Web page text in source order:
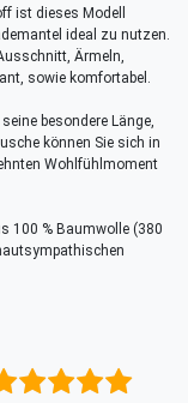
ist dieses Modell
ideal zu nutzen.
Ärmeln,
sowie komfortabel.
besondere Länge,
können Sie sich in
Wohlfühlmoment
100 % Baumwolle (380